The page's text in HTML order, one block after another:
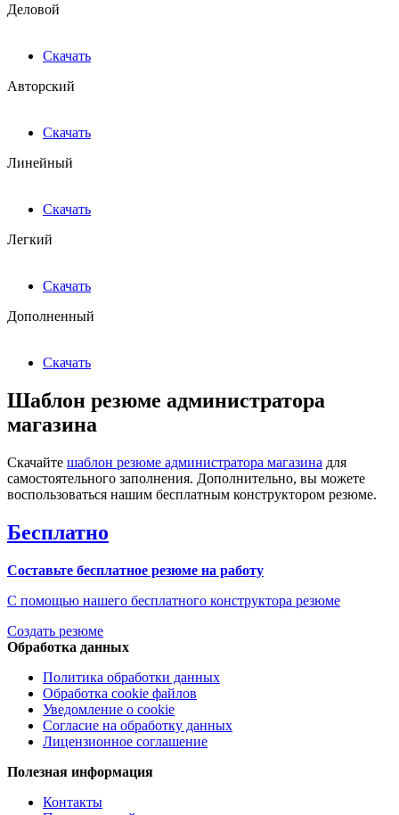
Деловой
Скачать
Авторский
Скачать
Линейный
Скачать
Легкий
Скачать
Дополненный
Скачать
Шаблон резюме администратора
магазина
Скачайте шаблон резюме администратора магазина для
самостоятельного заполнения. Дополнительно, вы можете
воспользоваться нашим бесплатным конструктором резюме.
Бесплатно
Составьте бесплатное резюме на работу
С помощью нашего бесплатного конструктора резюме
Создать резюме
Обработка данных
Политика обработки данных
Обработка cookie файлов
Уведомление о cookie
Согласие на обработку данных
Лицензионное соглашение
Полезная информация
Контакты